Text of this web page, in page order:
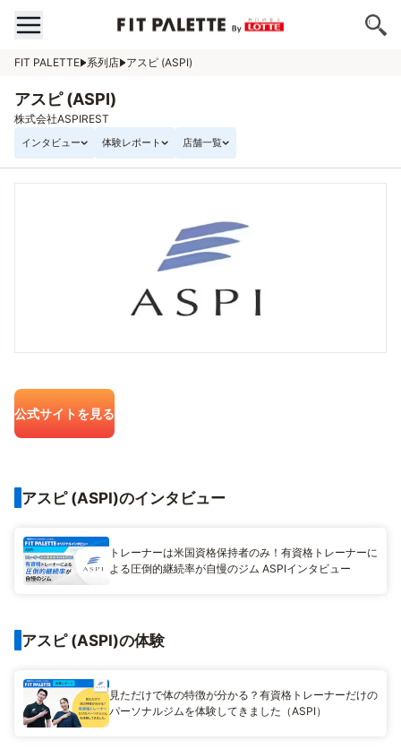
FIT PALETTE 系列店 アスピ (ASPI)
アスピ (ASPI)
株式会社ASPIREST
インタビュー 体験レポート 店舗一覧
公式サイトを見る
アスピ (ASPI)のインタビュー
トレーナーは米国資格保持者のみ！有資格トレーナーに
よる圧倒的継続率が自慢のジム ASPIインタビュー
アスピ (ASPI)の体験
見ただけで体の特徴が分かる？有資格トレーナーだけの
パーソナルジムを体験してきました（ASPI）